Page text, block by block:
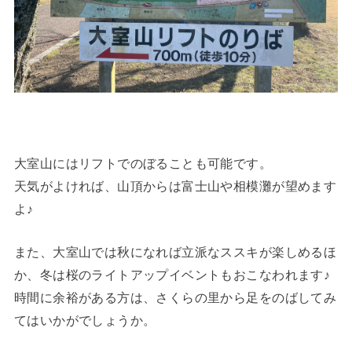
大室山にはリフトでのぼることも可能です。
天気がよければ、山頂からは富士山や相模灘が望めます
よ♪
また、大室山では秋になれば立派なススキが楽しめるほ
か、冬は桜のライトアップイベントもおこなわれます♪
時間に余裕がある方は、さくらの里から足をのばしてみ
てはいかがでしょうか。